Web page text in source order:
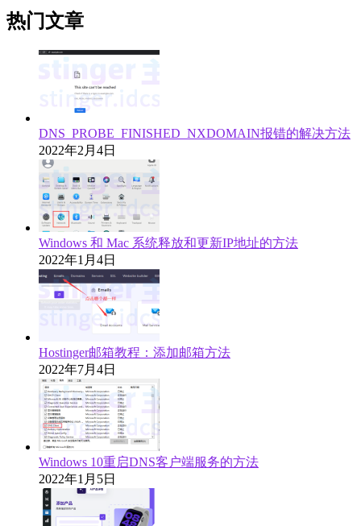
热门文章
DNS_PROBE_FINISHED_NXDOMAIN报错的解决方法
2022年2月4日
Windows 和 Mac 系统释放和更新IP地址的方法
2022年1月4日
Hostinger邮箱教程：添加邮箱方法
2022年7月4日
Windows 10重启DNS客户端服务的方法
2022年1月5日